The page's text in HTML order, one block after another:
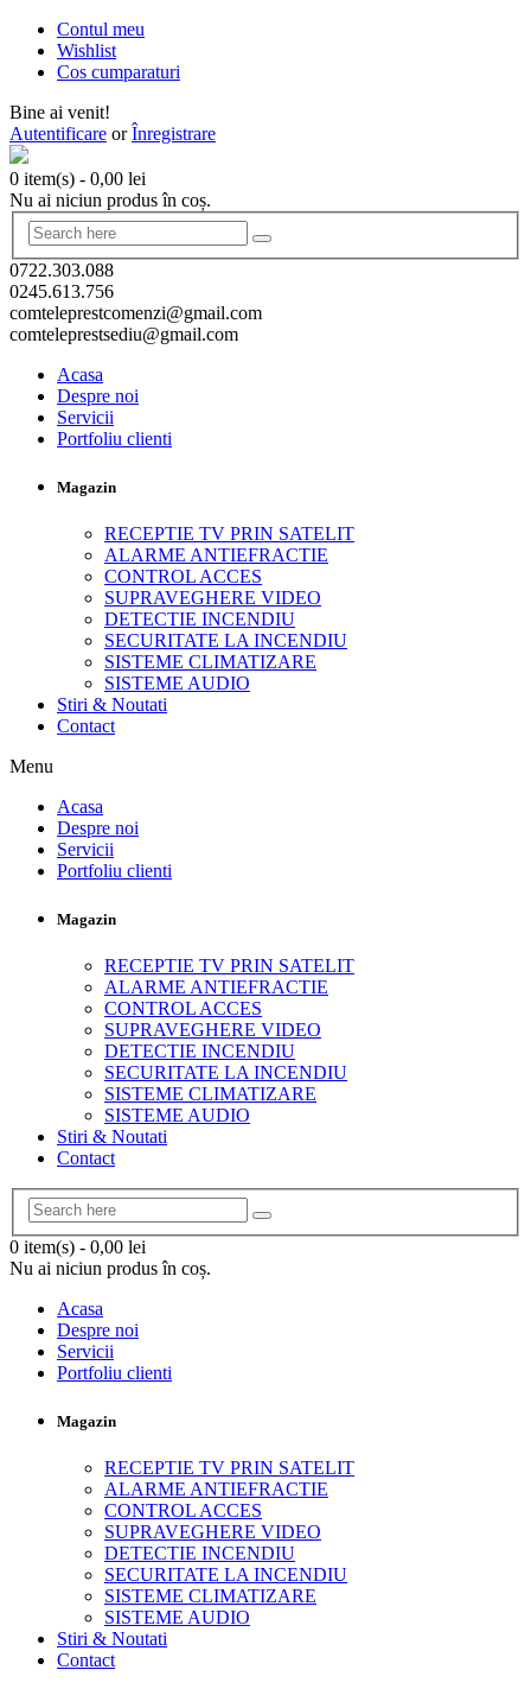
Contul meu
Wishlist
Cos cumparaturi
Bine ai venit!
Autentificare orÎnregistrare
0 item(s) - 0,00 lei
Nu ai niciun produs în coș.
0722.303.088
0245.613.756
comteleprestcomenzi@gmail.com
comteleprestsediu@gmail.com
Acasa
Despre noi
Servicii
Portfoliu clienti
Magazin
RECEPTIE TV PRIN SATELIT
ALARME ANTIEFRACTIE
CONTROL ACCES
SUPRAVEGHERE VIDEO
DETECTIE INCENDIU
SECURITATE LA INCENDIU
SISTEME CLIMATIZARE
SISTEME AUDIO
Stiri & Noutati
Contact
Menu
Acasa
Despre noi
Servicii
Portfoliu clienti
Magazin
RECEPTIE TV PRIN SATELIT
ALARME ANTIEFRACTIE
CONTROL ACCES
SUPRAVEGHERE VIDEO
DETECTIE INCENDIU
SECURITATE LA INCENDIU
SISTEME CLIMATIZARE
SISTEME AUDIO
Stiri & Noutati
Contact
0 item(s) - 0,00 lei
Nu ai niciun produs în coș.
Acasa
Despre noi
Servicii
Portfoliu clienti
Magazin
RECEPTIE TV PRIN SATELIT
ALARME ANTIEFRACTIE
CONTROL ACCES
SUPRAVEGHERE VIDEO
DETECTIE INCENDIU
SECURITATE LA INCENDIU
SISTEME CLIMATIZARE
SISTEME AUDIO
Stiri & Noutati
Contact